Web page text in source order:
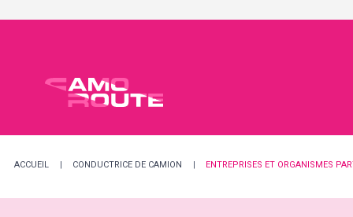
ACCUEIL CONDUCTRICE DE CAMION ENTREPRISES ET ORGANISMES